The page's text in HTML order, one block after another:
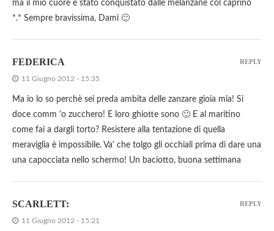
ma il mio cuore è stato conquistato dalle melanzane col caprino
*.* Sempre bravissima, Dami 🙂
FEDERICA
11 Giugno 2012 - 15:35
Ma io lo so perchè sei preda ambita delle zanzare gioia mia! Si
doce comm 'o zucchero! E loro ghiotte sono 🙂 E al maritino
come fai a dargli torto? Resistere alla tentazione di quella
meraviglia è impossibile. Va' che tolgo gli occhiali prima di dare una
una capocciata nello schermo! Un baciotto, buona settimana
REPLY
SCARLETT:
11 Giugno 2012 - 15:21
REPLY